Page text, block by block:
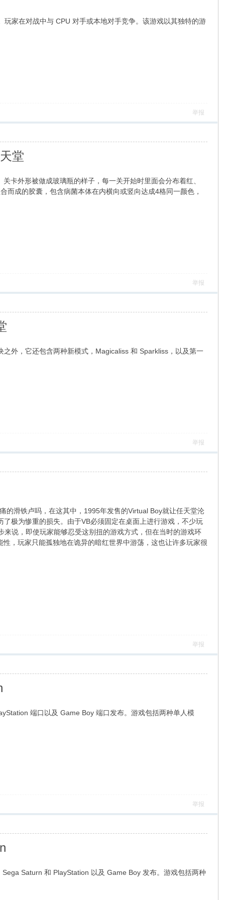
家在对战中与 CPU 对手或本地对手竞争。该游戏以其独特的游
举报
堂
卡外形被做成玻璃瓶的样子，每一关开始时里面会分布着红、
而成的胶囊，包含病菌本体在内横向或竖向达成4格同一颜色，
举报
外，它还包含两种新模式，Magicaliss 和 Sparkliss，以及第一
举报
的滑铁卢吗，在这其中，1995年发售的Virtual Boy就让任天堂沦
极为惨重的损失。由于VB必须固定在桌面上进行游戏，不少玩
说，即使玩家能够忍受这别扭的游戏方式，但在当时的游戏环
，玩家只能孤独地在诡异的暗红世界中游荡，这也让许多玩家很
举报
端口以及 Game Boy 端口发布。游戏包括两种单人模
举报
Saturn 和 PlayStation 以及 Game Boy 发布。游戏包括两种